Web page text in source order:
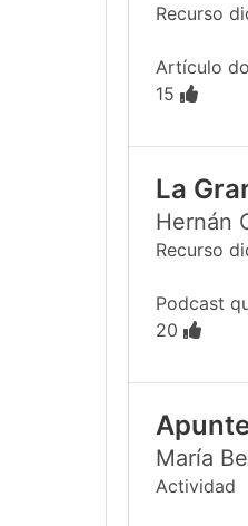
Recurso
Artículo
15
La
Hernán
Recurso
Podcast
20
María
Actividad